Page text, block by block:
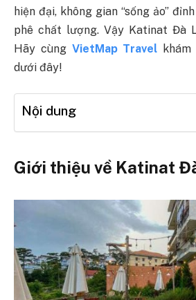
hiện đại, không gian “sống ảo”
phê chất lượng. Vậy Katinat Đà
Hãy cùng VietMap Travel
dưới đây!
Nội dung
Giới thiệu về Katinat